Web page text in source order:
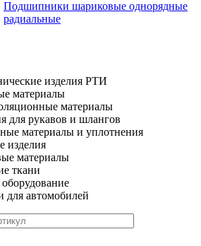
Подшипники шариковые однорядные
радиальные
изделия РТИ
материалы
материалы
для рукавов и шлангов
материалы и уплотнения
изделия
материалы
ткани
для автомобилей